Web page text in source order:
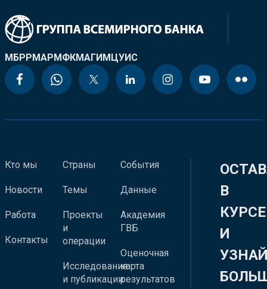
МБРРМАРМФКМАГИМЦУИС
Кто мы
Новости
Работа
Контакты
Страны
Темы
Проекты
и
операции
Исследования
и публикации
События
Данные
Академия
ГВБ
Оценочная
карта
результатов
В
КУРСЕ
И